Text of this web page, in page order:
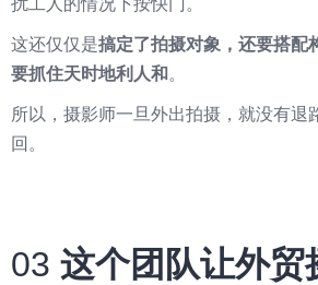
扰工人的情况下按快门。
这还仅仅是搞定了拍摄对象，还要搭配
要抓住天时地利人和 。
所以，摄影师一旦外出拍摄，就没有退
回。
03 这个团队让外贸